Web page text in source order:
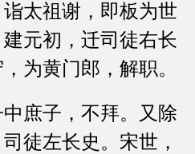
太祖谢，即板为世
元初，迁司徒右长
为黄门郎，解职。
庶子，不拜。又除
徒左长史。宋世，